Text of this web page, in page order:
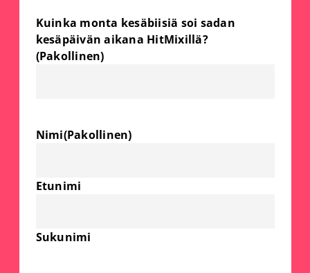
Kuinka monta kesäbiisiä soi sadan
kesäpäivän aikana HitMixillä?
(Pakollinen)
Nimi(Pakollinen)
Etunimi
Sukunimi